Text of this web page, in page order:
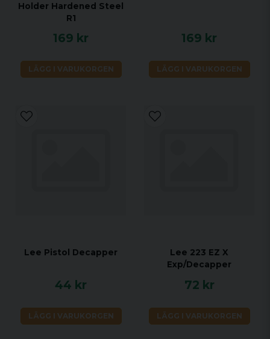
Holder Hardened Steel
R1
169 kr
LÄGG I VARUKORGEN
169 kr
LÄGG I VARUKORGEN
Lee Pistol Decapper
44 kr
LÄGG I VARUKORGEN
Lee 223 EZ X
Exp/Decapper
72 kr
LÄGG I VARUKORGEN